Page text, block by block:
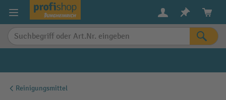
springen
Reinigungsmittel